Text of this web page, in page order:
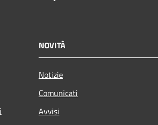
NOVITÀ
Notizie
Comunicati
Avvisi